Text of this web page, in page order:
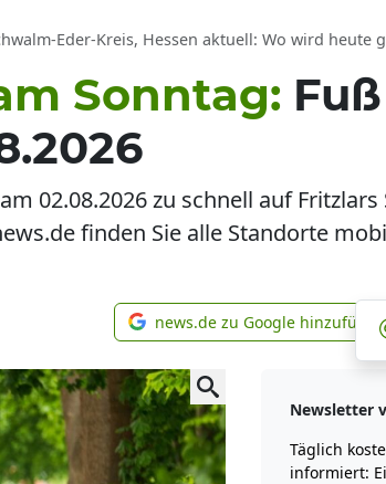
Eder-Kreis, Hessen aktuell: Wo wird heute
Sonntag:
02.08.2026 zu schnell auf
finden Sie alle Standorte
news.de zu
news.de zu Google hinzufügen
Newsletter
Täglich
informiert: